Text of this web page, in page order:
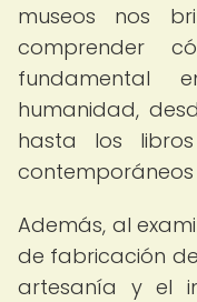
museos nos
comprender
humanidad,
hasta los
Además, al
de fabricación
artesanía y el